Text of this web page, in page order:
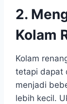
2.
Kolam
Kolam
tetapi dapat
menjadi
lebih kecil.